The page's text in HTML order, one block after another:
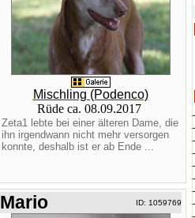
Mischling (Podenco)
Rüde ca. 08.09.2017
Zeta1 lebte bei einer älteren Dame, die
ihn irgendwann nicht mehr versorgen
konnte, deshalb ist er ab Ende ...
Mario ID: 1059769